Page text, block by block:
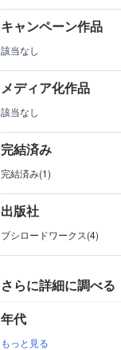
キャンペーン作品
該当なし
メディア化作品
該当なし
完結済み
完結済み(1)
出版社
ブシロードワークス(4)
さらに詳細に調べる
年代
もっと見る